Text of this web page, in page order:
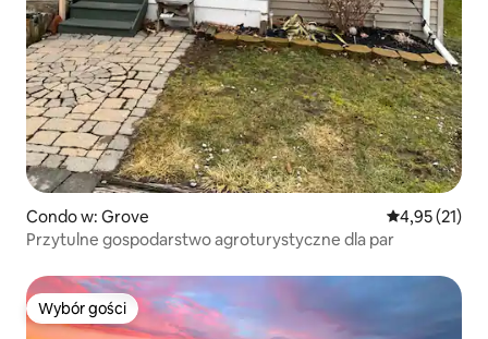
Condo w: Grove Średnia
4,95 (21)
Przytulne gospodarstwo agroturystyczne dla par
Wybór gości
Wybór gości